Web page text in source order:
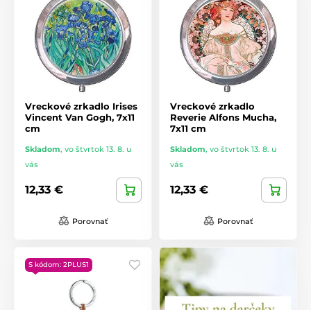
Vreckové zrkadlo Irises
Vincent Van Gogh, 7x11
cm
Skladom, vo štvrtok 13. 8. u
vás
12,33 €
Porovnať
Vreckové zrkadlo
Reverie Alfons Mucha,
7x11 cm
Skladom, vo štvrtok 13. 8. u
vás
12,33 €
Porovnať
S kódom: 2PLUS1